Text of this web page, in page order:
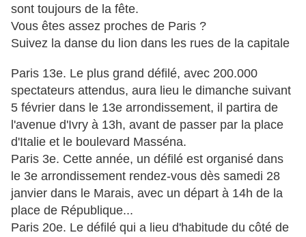
sont toujours de la fête.
Vous êtes assez proches de Paris ?
Suivez la danse du lion dans les rues de la capitale
Paris 13e. Le plus grand défilé, avec 200.000
spectateurs attendus, aura lieu le dimanche suivant
5 février dans le 13e arrondissement, il partira de
l'avenue d'Ivry à 13h, avant de passer par la place
d'Italie et le boulevard Masséna.
Paris 3e. Cette année, un défilé est organisé dans
le 3e arrondissement rendez-vous dès samedi 28
janvier dans le Marais, avec un départ à 14h de la
place de République...
Paris 20e. Le défilé qui a lieu d'habitude du côté de